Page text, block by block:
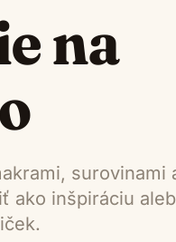
na
surovinami
ako inšpiráciu